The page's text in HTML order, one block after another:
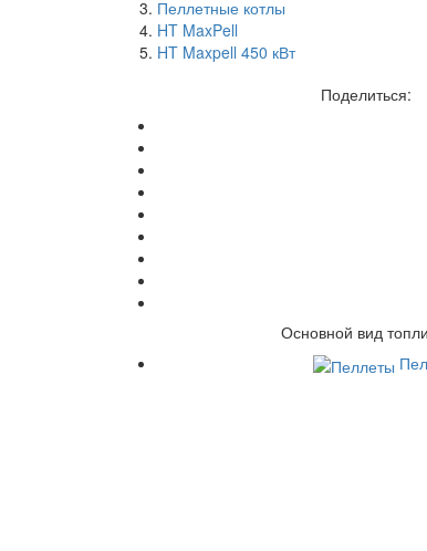
Пеллетные котлы
HT MaxPell
HT Maxpell 450 кВт
Поделиться:
Основной вид